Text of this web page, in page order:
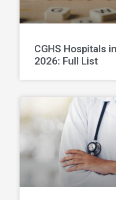
CGHS Hospitals
2026: Full List